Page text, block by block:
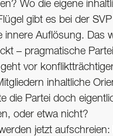
Wo die eigene
gibt es bei der
innere Auflösung. Das
– pragmatische
vor
inhaltliche
die Partei doch
oder etwa nicht?
jetzt aufschreien: